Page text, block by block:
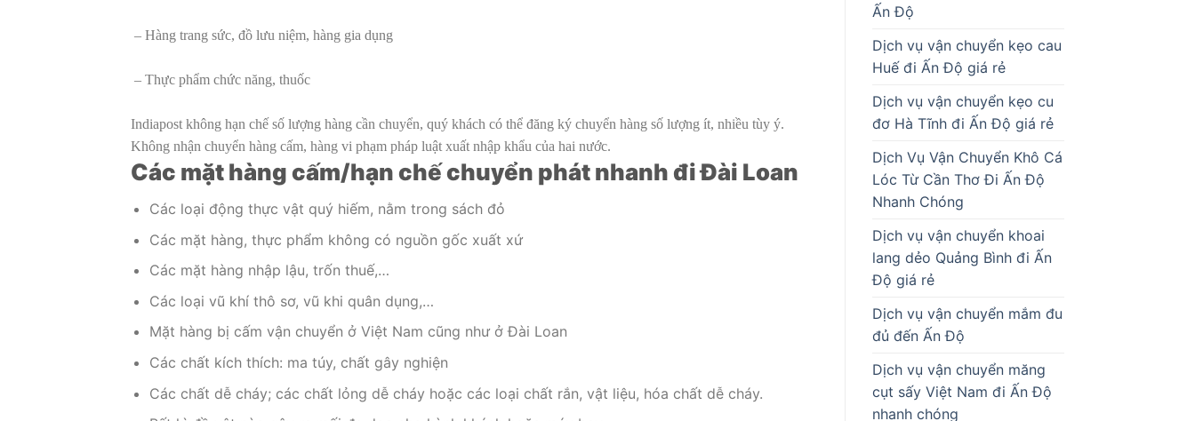
– Hàng trang sức, đồ lưu niệm, hàng gia dụng
– Thực phẩm chức năng, thuốc
Indiapost không hạn chế số lượng hàng cần chuyển, quý khách có thể đăng ký chuyển hàng số lượng ít, nhiều tùy ý.
Không nhận chuyển hàng cấm, hàng vi phạm pháp luật xuất nhập khẩu của hai nước.
Các mặt hàng cấm/hạn chế chuyển phát nhanh đi Đài Loan
Các loại động thực vật quý hiếm, nằm trong sách đỏ
Các mặt hàng, thực phẩm không có nguồn gốc xuất xứ
Các mặt hàng nhập lậu, trốn thuế,…
Các loại vũ khí thô sơ, vũ khi quân dụng,…
Mặt hàng bị cấm vận chuyển ở Việt Nam cũng như ở Đài Loan
Các chất kích thích: ma túy, chất gây nghiện
Các chất dễ cháy; các chất lỏng dễ cháy hoặc các loại chất rắn, vật liệu, hóa chất dễ cháy.
Ấn Độ
Dịch vụ vận chuyển kẹo cau
Huế đi Ấn Độ giá rẻ
Dịch vụ vận chuyển kẹo cu
đơ Hà Tĩnh đi Ấn Độ giá rẻ
Dịch Vụ Vận Chuyển Khô Cá
Lóc Từ Cần Thơ Đi Ấn Độ
Nhanh Chóng
Dịch vụ vận chuyển khoai
lang dẻo Quảng Bình đi Ấn
Độ giá rẻ
Dịch vụ vận chuyển mắm đu
đủ đến Ấn Độ
Dịch vụ vận chuyển măng
cụt sấy Việt Nam đi Ấn Độ
nhanh chóng